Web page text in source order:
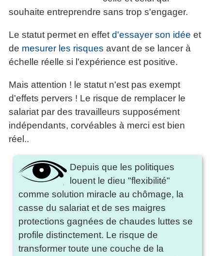
en
Les
Techniques
décision
Tous
les
articles
Décider
»»»
Efficacité
articles
»»»
▶
ebook
PDF
management
PDF
Entrepreneuriat
Perfonomique
articles
PDF
»»»
souhaite entreprendre sans trop s'engager.
Le statut permet en effet d'essayer son idée et
de mesurer les risques avant de se lancer à
échelle réelle si l'expérience est positive.
Mais attention ! le statut n'est pas exempt
d'effets pervers ! Le risque de remplacer le
salariat par des travailleurs supposément
indépendants, corvéables à merci est bien
réel..
Depuis que les politiques
louent le dieu "flexibilité"
comme solution miracle au chômage, la
casse du salariat et de ses maigres
protections gagnées de chaudes luttes se
profile distinctement. Le risque de
transformer toute une couche de la